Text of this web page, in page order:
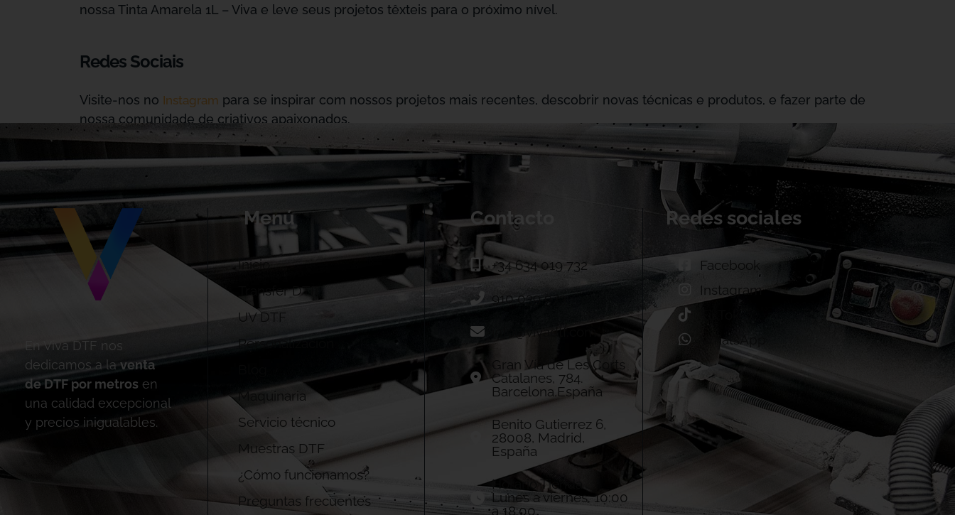
nossa Tinta Amarela 1L – Viva e leve seus projetos têxteis para o próximo nível.
Redes Sociais
Visite-nos no Instagram para se inspirar com nossos projetos mais recentes, descobrir novas técnicas e produtos, e fazer parte de
nossa comunidade de criativos apaixonados.
En Viva DTF nos
dedicamos a la venta
de DTF por metros en
una calidad excepcional
y precios inigualables.
Menú
Inicio
Transfer DTF
UV DTF
Personalización
Maquinaria
Servicio técnico
Muestras DTF
¿Cómo funcionamos?
Preguntas frecuentes
Contacto
+34 634 019 732
910 039 973
info@vivadtf.com
Gran Vía de Les Corts
Catalanes, 784.
Barcelona,España
Benito Gutierrez 6,
28008, Madrid,
España
Horario Tienda
Lunes a viernes: 10:00
a 18:00
Redes sociales
Facebook
Instagram
WhatsApp